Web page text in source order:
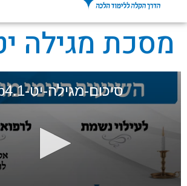
מסכת מגילה
סיכום-מגילה-יט-1.mp4